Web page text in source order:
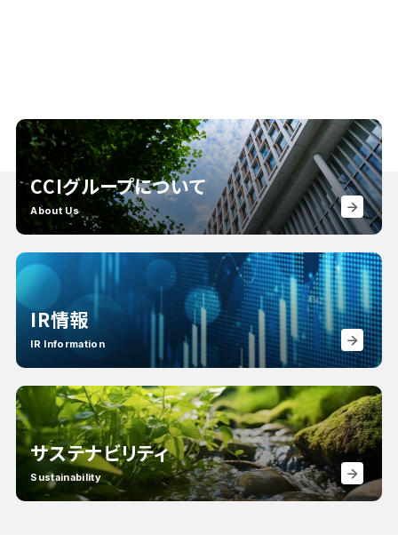
CCIグループについて
About Us
IR情報
IR Information
サステナビリティ
Sustainability